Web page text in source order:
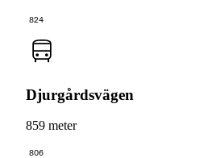
824
Djurgårdsvägen
859 meter
806